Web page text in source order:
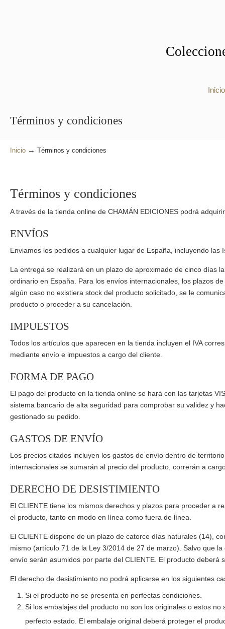
Inicio
Términos y condiciones
Inicio → Términos y condiciones
Términos y condiciones
A través de la tienda online de CHAMÁN EDICIONES podrá
ENVÍOS
Enviamos los pedidos a cualquier lugar de España, incluyendo
La entrega se realizará en un plazo de aproximado de cinco días
ordinario en España. Para los envíos internacionales, los plazos
algún caso no existiera stock del producto solicitado, se le
producto o proceder a su cancelación.
IMPUESTOS
Todos los artículos que aparecen en la tienda incluyen el IVA
mediante envío e impuestos a cargo del cliente.
FORMA DE PAGO
El pago del producto en la tienda online se hará con las tarjetas
sistema bancario de alta seguridad para comprobar su validez y
gestionado su pedido.
GASTOS DE ENVÍO
Los precios citados incluyen los gastos de envío dentro de
internacionales se sumarán al precio del producto, correrán a
DERECHO DE DESISTIMIENTO
El CLIENTE tiene los mismos derechos y plazos para proceder a
el producto, tanto en modo en línea como fuera de línea.
El CLIENTE dispone de un plazo de catorce días naturales (14),
mismo (artículo 71 de la Ley 3/2014 de 27 de marzo). Salvo que
envío serán asumidos por parte del CLIENTE. El producto
El derecho de desistimiento no podrá aplicarse en los siguientes
Si el producto no se presenta en perfectas condiciones.
Si los embalajes del producto no son los originales o estos no
perfecto estado. El embalaje original deberá proteger el